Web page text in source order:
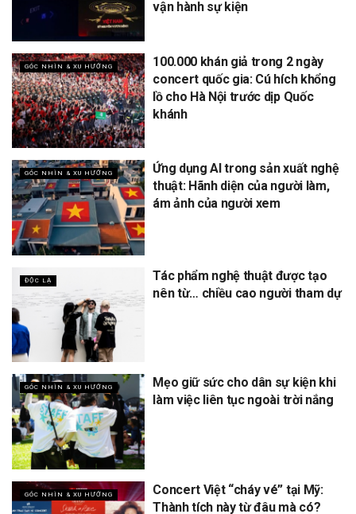
vận hành sự kiện
GÓC NHÌN & XU HƯỚNG
100.000 khán giả trong 2 ngày
concert quốc gia: Cú hích khổng
lồ cho Hà Nội trước dịp Quốc
khánh
GÓC NHÌN & XU HƯỚNG
Ứng dụng AI trong sản xuất nghệ
thuật: Hãnh diện của người làm,
ám ảnh của người xem
ĐỘC LẠ
Tác phẩm nghệ thuật được tạo
nên từ… chiều cao người tham dự
GÓC NHÌN & XU HƯỚNG
Mẹo giữ sức cho dân sự kiện khi
làm việc liên tục ngoài trời nắng
GÓC NHÌN & XU HƯỚNG
Concert Việt “cháy vé” tại Mỹ:
Thành tích này từ đâu mà có?